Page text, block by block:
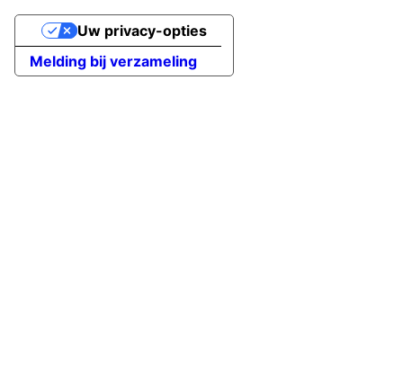
Melding bij verzameling
Uw privacy-opties